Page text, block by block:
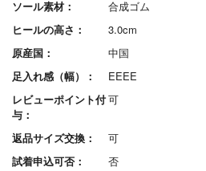
ソール素材：
合成ゴム
ヒールの高さ：
3.0cm
原産国：
中国
足入れ感（幅）：
EEEE
レビューポイント付
与：
可
返品サイズ交換：
可
試着申込可否：
否